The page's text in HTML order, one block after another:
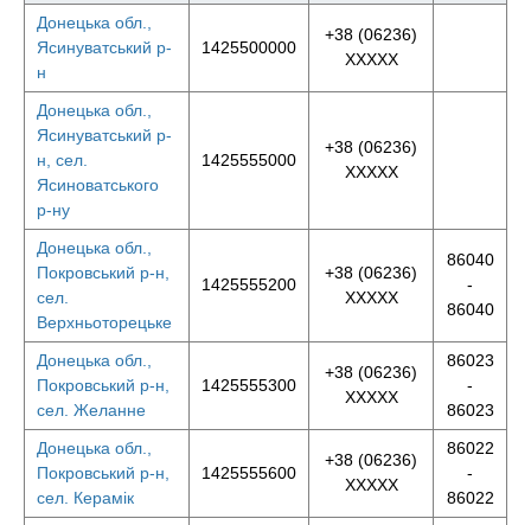
Донецька обл.,
Ясинуватський р-
н
1425500000
+38 (06236)
XXXXX
Донецька обл.,
Ясинуватський р-
н, сел.
Ясиноватського
р-ну
1425555000
+38 (06236)
XXXXX
Донецька обл.,
Покровський р-н,
сел.
Верхньоторецьке
1425555200
+38 (06236)
XXXXX
86040
-
86040
Донецька обл.,
Покровський р-н,
сел. Желанне
1425555300
+38 (06236)
XXXXX
86023
-
86023
Донецька обл.,
Покровський р-н,
сел. Керамік
1425555600
+38 (06236)
XXXXX
86022
-
86022